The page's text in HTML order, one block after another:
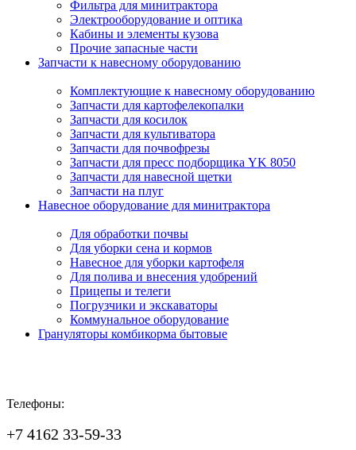
Фильтра для минитрактора
Электрооборудование и оптика
Кабины и элементы кузова
Прочие запасные части
Запчасти к навесному оборудованию
Комплектующие к навесному оборудованию
Запчасти для картофелекопалки
Запчасти для косилок
Запчасти для культиватора
Запчасти для почвофрезы
Запчасти для пресс подборщика YK 8050
Запчасти для навесной щетки
Запчасти на плуг
Навесное оборудование для минитрактора
Для обработки почвы
Для уборки сена и кормов
Навесное для уборки картофеля
Для полива и внесения удобрений
Прицепы и телеги
Погрузчики и экскаваторы
Коммунальное оборудование
Грануляторы комбикорма бытовые
Телефоны:
+7 4162 33-59-33